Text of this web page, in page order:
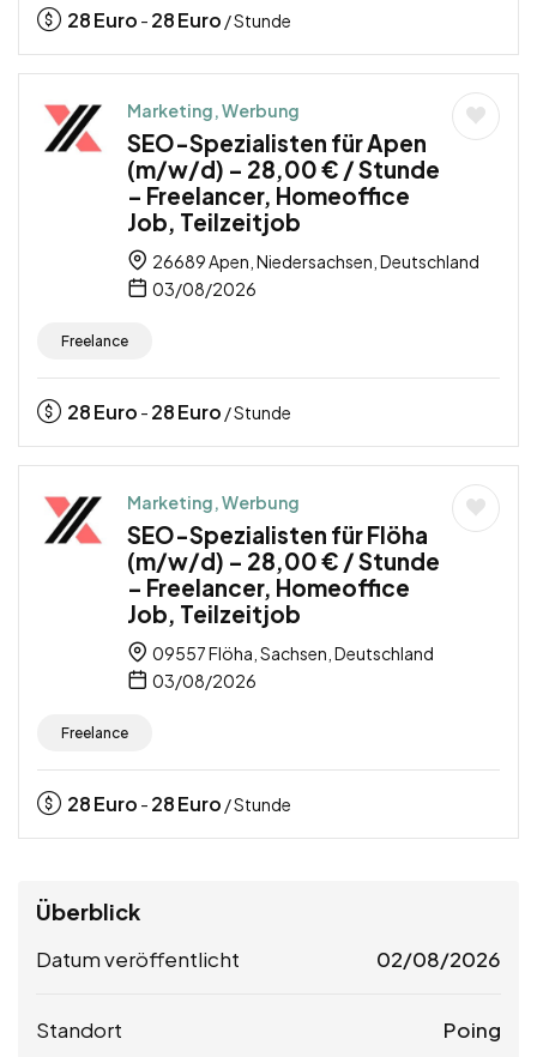
28Euro - 28Euro / Stunde
Marketing, Werbung
SEO-Spezialisten für Apen
(m/w/d) – 28,00 € / Stunde
– Freelancer, Homeoffice
Job, Teilzeitjob
26689 Apen, Niedersachsen, Deutschland
03/08/2026
Freelance
28Euro - 28Euro / Stunde
Marketing, Werbung
SEO-Spezialisten für Flöha
(m/w/d) – 28,00 € / Stunde
– Freelancer, Homeoffice
Job, Teilzeitjob
09557 Flöha, Sachsen, Deutschland
03/08/2026
Freelance
28Euro - 28Euro / Stunde
Überblick
Datum veröffentlicht 02/08/2026
Standort Poing